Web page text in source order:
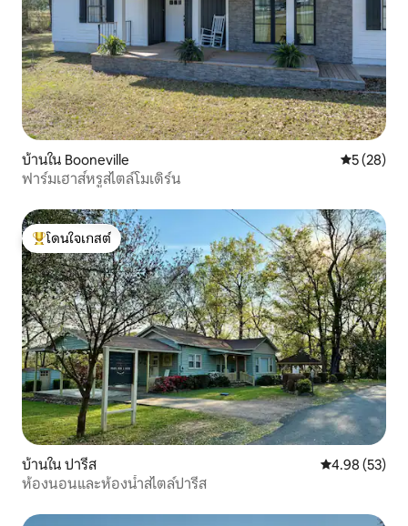
บ้านใน Booneville คะแนนเฉลี่
5 (28)
ฟาร์มเฮาส์หรูสไตล์โมเดิร์น
โดนใจเกสต์ที่สุด
โดนใจเกสต์
บ้านใน ปารีส คะแนนเฉลี่ย
4.98 (53)
ห้องนอนและห้องน้ำสไตล์ปารีส